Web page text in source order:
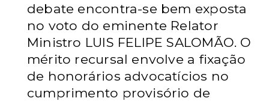
debate encontra-se bem exposta
no voto do eminente Relator
Ministro LUIS FELIPE SALOMÃO. O
mérito recursal envolve a fixação
de honorários advocatícios no
cumprimento provisório de